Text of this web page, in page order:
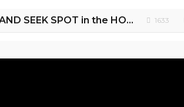
Прятки в ОТЕЛЕ или BEST HIDE AND SEEK SPOT in the HOTEL 1633